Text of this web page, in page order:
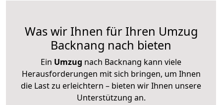
Was wir Ihnen für Ihren Umzug
Backnang nach bieten
Ein Umzug nach Backnang kann viele
Herausforderungen mit sich bringen, um Ihnen
die Last zu erleichtern – bieten wir Ihnen unsere
Unterstützung an.